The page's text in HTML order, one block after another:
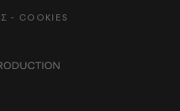
- COOKIES